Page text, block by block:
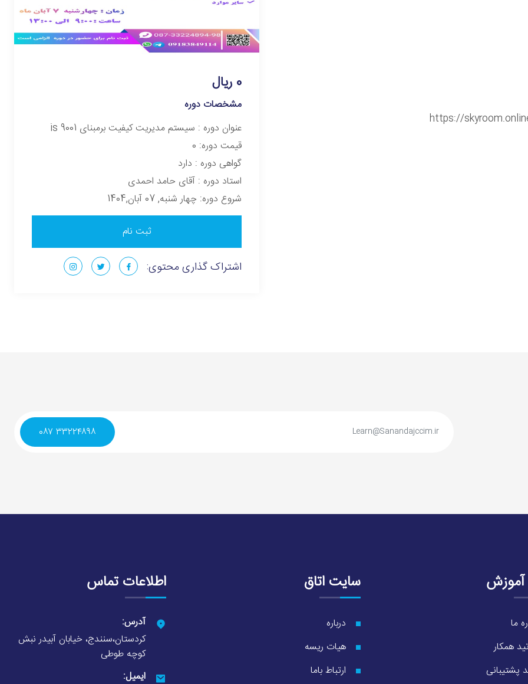
0 ریال
مشخصات دوره
عنوان دوره :‌ سیستم مدیریت کیفیت برمبنای is 9001
قیمت دوره: 0
گواهی دوره : دارد
استاد دوره : آقای حامد احمدی
شروع دوره: چهار شنبه, 07 آبان,1404
ثبت نام
اشتراک گذاری محتوی:
۳۳۲۲۴۸۹۸ ۰۸۷
آموزش
ما
همکار
پشتیبانی
سایت اتاق
درباره
هیات ریسه
ارتباط باما
اطلاعات تماس
آدرس:
کردستان،سنندج، خیابان آبیدر نبش
کوچه طوطی
ایمیل: